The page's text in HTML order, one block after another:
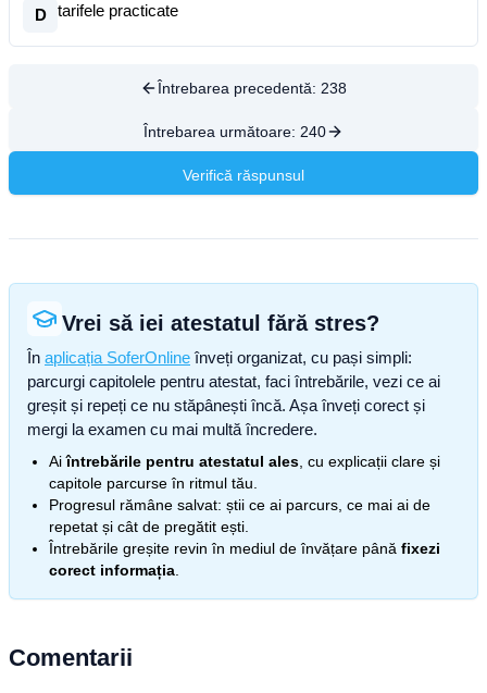
D tarifele practicate
Întrebarea precedentă: 238
Întrebarea următoare: 240
Verifică răspunsul
Vrei să iei atestatul fără stres?
În aplicația SoferOnline înveți organizat, cu pași simpli:
parcurgi capitolele pentru atestat, faci întrebările, vezi ce ai
greșit și repeți ce nu stăpânești încă. Așa înveți corect și
mergi la examen cu mai multă încredere.
Aiîntrebările pentru atestatul ales , cu explicații clare și
capitole parcurse în ritmul tău.
Progresul rămâne salvat: știi ce ai parcurs, ce mai ai de
repetat și cât de pregătit ești.
Întrebările greșite revin în mediul de învățare până fixezi
corect informația
Comentarii